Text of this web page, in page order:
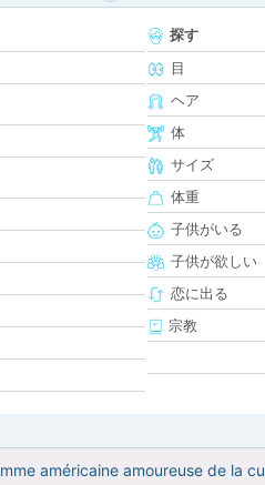
探す
目
ヘア
体
サイズ
体重
子供がいる
子供が欲しい
恋に出る
宗教
américaine amoureuse de la